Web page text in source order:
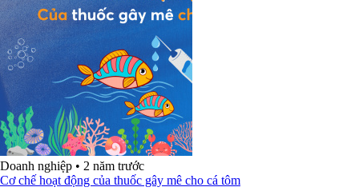
Doanh nghiệp • 2 năm trước
Cơ chế hoạt động của thuốc gây mê cho cá tôm